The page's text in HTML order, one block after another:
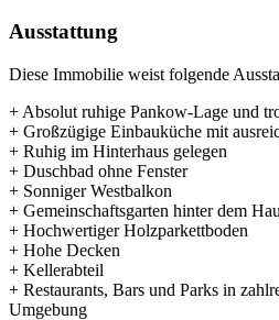
Ausstattung
Diese Immobilie weist folgende
+ Absolut ruhige Pankow-Lage und
+ Großzügige Einbauküche mit
+ Ruhig im Hinterhaus gelegen
+ Duschbad ohne Fenster
+ Sonniger Westbalkon
+ Gemeinschaftsgarten hinter dem
+ Hochwertiger Holzparkettboden
+ Hohe Decken
+ Kellerabteil
+ Restaurants, Bars und Parks in
Umgebung